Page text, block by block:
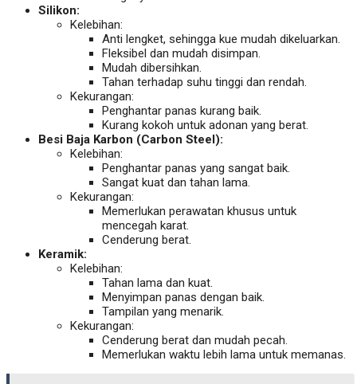
Silikon:
Kelebihan:
Anti lengket, sehingga kue mudah dikeluarkan.
Fleksibel dan mudah disimpan.
Mudah dibersihkan.
Tahan terhadap suhu tinggi dan rendah.
Kekurangan:
Penghantar panas kurang baik.
Kurang kokoh untuk adonan yang berat.
Besi Baja Karbon (Carbon Steel):
Kelebihan:
Penghantar panas yang sangat baik.
Sangat kuat dan tahan lama.
Kekurangan:
Memerlukan perawatan khusus untuk
mencegah karat.
Cenderung berat.
Keramik:
Kelebihan:
Tahan lama dan kuat.
Menyimpan panas dengan baik.
Tampilan yang menarik.
Kekurangan:
Cenderung berat dan mudah pecah.
Memerlukan waktu lebih lama untuk memanas.